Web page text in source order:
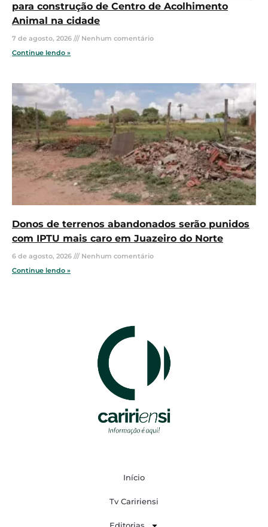
para construção de Centro de Acolhimento
Animal na cidade
7 de agosto, 2026
Nenhum comentário
Continue lendo »
Donos de terrenos abandonados serão punidos
com IPTU mais caro em Juazeiro do Norte
6 de agosto, 2026
Nenhum comentário
Continue lendo »
Início
Tv Caririensi